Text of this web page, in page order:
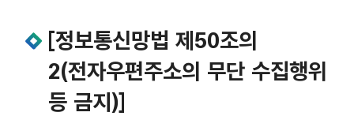
[정보통신망법 제50조의
2(전자우편주소의 무단 수집행위
등 금지)]